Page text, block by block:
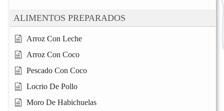
ALIMENTOS PREPARADOS
Arroz Con Leche
Arroz Con Coco
Pescado Con Coco
Locrio De Pollo
Moro De Habichuelas